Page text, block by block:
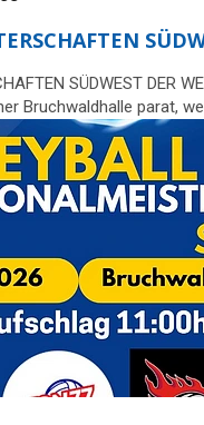
SÜDWEST
Bruchwaldhalle parat,